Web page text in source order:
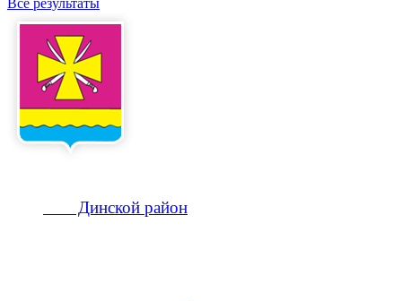
Все результаты
Динской район